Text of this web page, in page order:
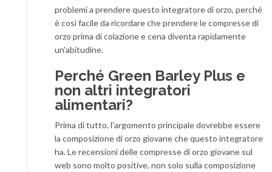
problemi a prendere questo integratore di orzo, perché
è così facile da ricordare che prendere le compresse di
orzo prima di colazione e cena diventa rapidamente
un'abitudine.
Perché Green Barley Plus e
non altri integratori
alimentari?
Prima di tutto, l'argomento principale dovrebbe essere
la composizione di orzo giovane che questo integratore
ha. Le recensioni delle compresse di orzo giovane sul
web sono molto positive, non solo sulla composizione